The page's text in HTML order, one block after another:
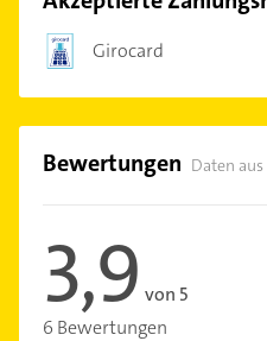
Girocard
Bewertungen Daten
3,9 von 5
6 Bewertungen